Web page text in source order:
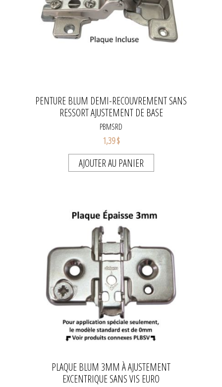
PENTURE BLUM DEMI-RECOUVREMENT SANS
RESSORT AJUSTEMENT DE BASE
PBMSRD
1,39 $
AJOUTER AU PANIER
PLAQUE BLUM 3MM À AJUSTEMENT
EXCENTRIQUE SANS VIS EURO